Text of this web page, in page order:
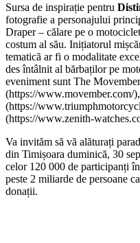
Sursa de inspirație pentru
fotografie a personajului
Draper – călare pe o
costum al său. Inițiatorul
tematică ar fi o modalitate
des întâlnit al bărbaților pe
eveniment sunt The
(https://www.movember.com/
(https://
(https://www.zenith-
Va invităm să vă alăturați
din Timișoara duminică, 30
celor 120 000 de participanți
peste 2 miliarde de persoane
donații.